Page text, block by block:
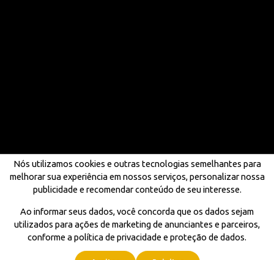
Nós utilizamos cookies e outras tecnologias semelhantes para
melhorar sua experiência em nossos serviços, personalizar nossa
publicidade e recomendar conteúdo de seu interesse.
Ao informar seus dados, você concorda que os dados sejam
utilizados para ações de marketing de anunciantes e parceiros,
conforme a política de privacidade e proteção de dados.